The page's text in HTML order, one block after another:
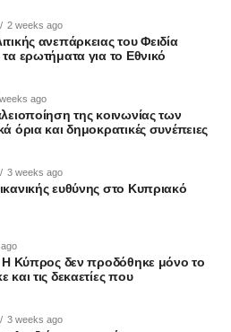
2 weeks ago
ανεπάρκειας του Φειδία
ερωτήματα για το Εθνικό
ago
της κοινωνίας των
όρια και δημοκρατικές συνέπειες
3 weeks ago
ευθύνης στο Κυπριακό
Η Κύπρος δεν προδόθηκε μόνο το
τις δεκαετίες που
3 weeks ago